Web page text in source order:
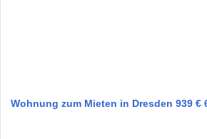
Wohnung zum Mieten in Dresden 939 €